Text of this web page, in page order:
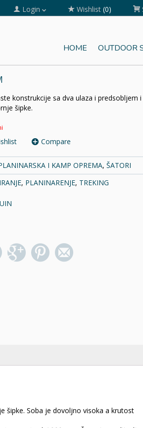
Login Wishlist (0)
HOME OUTDOOR
konstrukcije sa dva ulaza i predsobljem i
šipke.
Compare
I KAMP OPREMA, ŠATORI
, PLANINARENJE, TREKING
šipke. Soba je dovoljno visoka a krutost